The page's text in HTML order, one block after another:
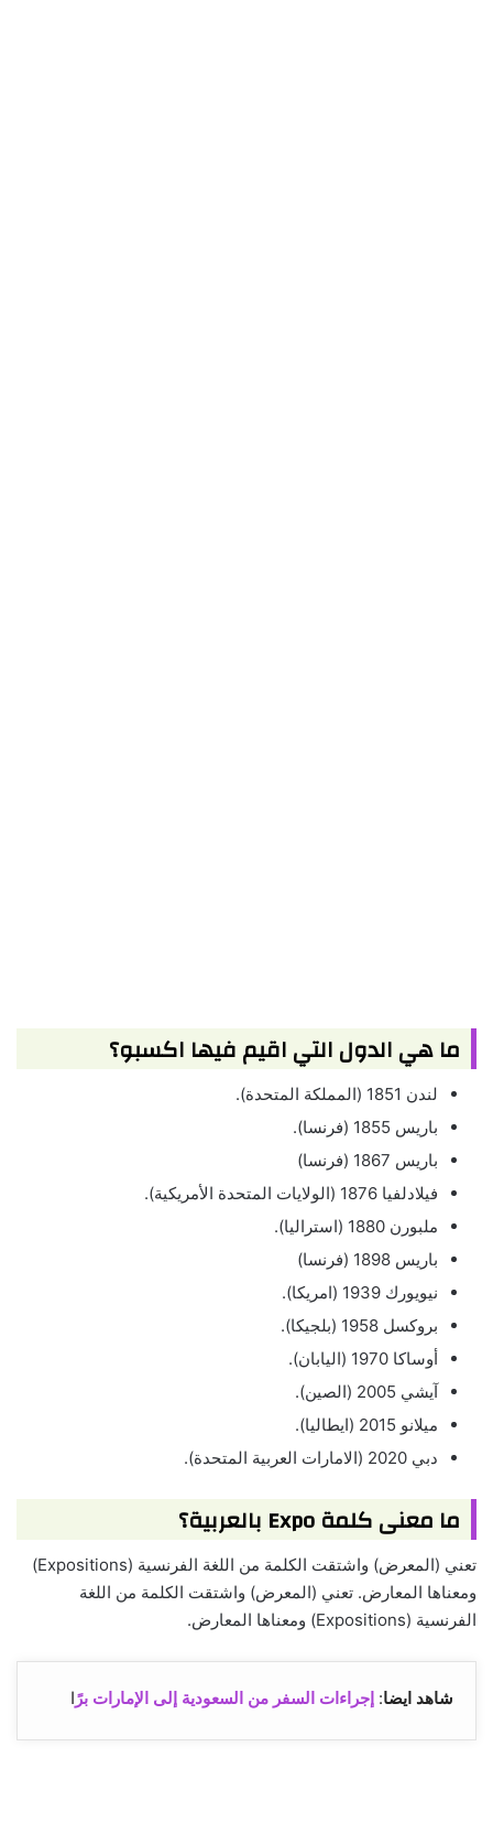
ما هي الدول التي اقيم فيها اكسبو؟
لندن 1851 (المملكة المتحدة).
باريس 1855 (فرنسا).
باريس 1867 (فرنسا)
فيلادلفيا 1876 (الولايات المتحدة الأمريكية).
ملبورن 1880 (استراليا).
باريس 1898 (فرنسا)
نيويورك 1939 (امريكا).
بروكسل 1958 (بلجيكا).
أوساكا 1970 (اليابان).
آيشي 2005 (الصين).
ميلانو 2015 (ايطاليا).
دبي 2020 (الامارات العربية المتحدة).
ما معنى كلمة Expo بالعربية؟
تعني (المعرض) واشتقت الكلمة من اللغة الفرنسية (Expositions)
ومعناها المعارض. تعني (المعرض) واشتقت الكلمة من اللغة
الفرنسية (Expositions) ومعناها المعارض.
شاهد ايضا: إجراءات السفر من السعودية إلى الإمارات برًا